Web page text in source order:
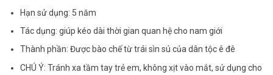
Hạn sử dụng: 5 năm
Tác dụng: giúp kéo dài thời gian quan hệ cho nam giới
Thành phần: Được bào chế từ trái sìn sú của dân tộc ê đê
CHÚ Ý: Tránh xa tầm tay trẻ em, không xịt vào mắt, sử dụng cho